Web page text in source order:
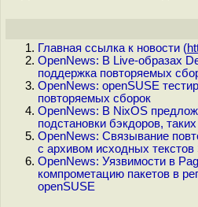
Главная ссылка к новости (
OpenNews: В Live-образах
поддержка повторяемых
OpenNews: openSUSE
повторяемых сборок
OpenNews: В NixOS
подстановки бэкдоров,
OpenNews: Связывание
с архивом исходных
OpenNews: Уязвимости в
компрометацию пакетов в
openSUSE